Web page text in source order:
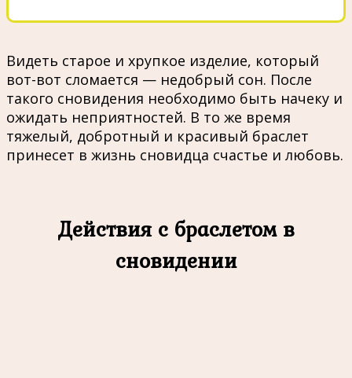
Видеть старое и хрупкое изделие, который
вот-вот сломается — недобрый сон. После
такого сновидения необходимо быть начеку и
ожидать неприятностей. В то же время
тяжелый, добротный и красивый браслет
принесет в жизнь сновидца счастье и любовь.
Действия с браслетом в
сновидении